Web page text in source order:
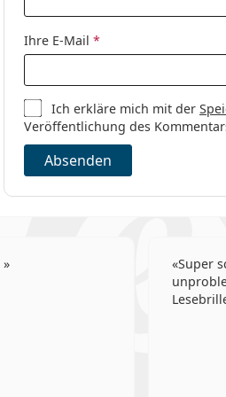
Ihre E-Mail *
Ich erkläre mich mit der
Veröffentlichung des
Absenden
Super